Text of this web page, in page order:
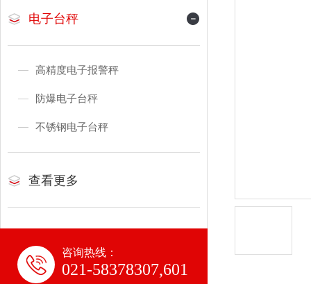
电子台秤
高精度电子报警秤
防爆电子台秤
不锈钢电子台秤
查看更多
咨询热线：
021-58378307,601